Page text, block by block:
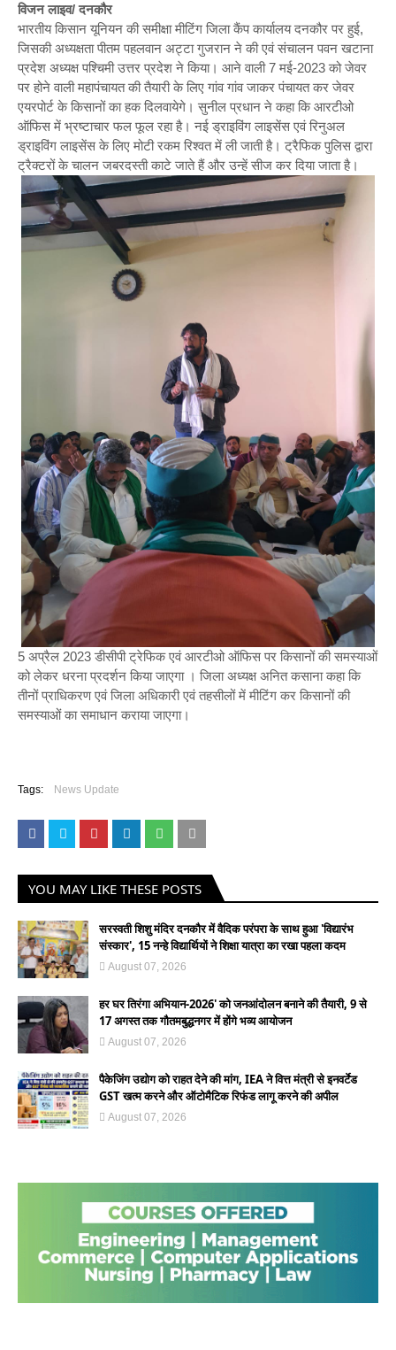
विजन लाइव/ दनकौर
भारतीय किसान यूनियन की समीक्षा मीटिंग जिला कैंप कार्यालय दनकौर पर हुई,
जिसकी अध्यक्षता पीतम पहलवान अट्टा गुजरान ने की एवं संचालन पवन खटाना
प्रदेश अध्यक्ष पश्चिमी उत्तर प्रदेश ने किया। आने वाली 7 मई-2023 को जेवर
पर होने वाली महापंचायत की तैयारी के लिए गांव गांव जाकर पंचायत कर जेवर
एयरपोर्ट के किसानों का हक दिलवायेगे। सुनील प्रधान ने कहा कि आरटीओ
ऑफिस में भ्रष्टाचार फल फूल रहा है। नई ड्राइविंग लाइसेंस एवं रिनुअल
ड्राइविंग लाइसेंस के लिए मोटी रकम रिश्वत में ली जाती है। ट्रैफिक पुलिस द्वारा
ट्रैक्टरों के चालन जबरदस्ती काटे जाते हैं और उन्हें सीज कर दिया जाता है।
5 अप्रैल 2023 डीसीपी ट्रेफिक एवं आरटीओ ऑफिस पर किसानों की समस्याओं
को लेकर धरना प्रदर्शन किया जाएगा । जिला अध्यक्ष अनित कसाना कहा कि
तीनों प्राधिकरण एवं जिला अधिकारी एवं तहसीलों में मीटिंग कर किसानों की
समस्याओं का समाधान कराया जाएगा।
Tags: News Update
YOU MAY LIKE THESE POSTS
सरस्वती शिशु मंदिर दनकौर में वैदिक परंपरा के साथ हुआ 'विद्यारंभ
संस्कार', 15 नन्हे विद्यार्थियों ने शिक्षा यात्रा का रखा पहला कदम
August 07, 2026
हर घर तिरंगा अभियान-2026' को जनआंदोलन बनाने की तैयारी, 9 से
17 अगस्त तक गौतमबुद्धनगर में होंगे भव्य आयोजन
August 07, 2026
पैकेजिंग उद्योग को राहत देने की मांग, IEA ने वित्त मंत्री से इनवर्टेड
GST खत्म करने और ऑटोमैटिक रिफंड लागू करने की अपील
August 07, 2026